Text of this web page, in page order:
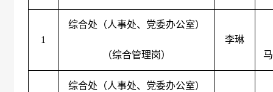
1
综合处（人事处、党委办公室）
（综合管理岗）
李琳
综合处（人事处、党委办公室）